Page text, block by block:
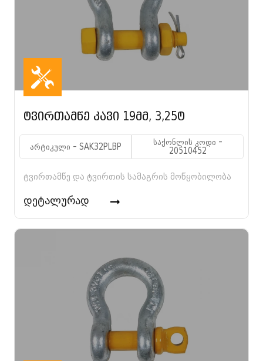
ტვირთამწე კავი 19მმ, 3,25ტ
არტიკული - SAK32PLBP
საქონლის კოდი -
20510452
ტვირთამწე და ტვირთის სამაგრის მოწყობილობა
დეტალურად